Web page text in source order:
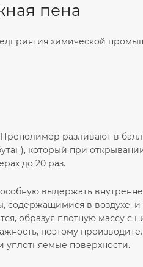
пена
химической
разливают в
который при
до 20 раз.
выдержать
содержащимися в воздухе, и
образуя плотную массу с
поэтому
уплотняемые поверхности.